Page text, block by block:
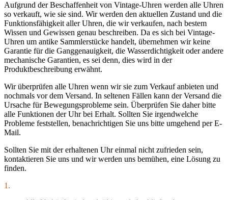
Aufgrund der Beschaffenheit von Vintage-Uhren werden alle Uhren
so verkauft, wie sie sind. Wir werden den aktuellen Zustand und die
Funktionsfähigkeit aller Uhren, die wir verkaufen, nach bestem
Wissen und Gewissen genau beschreiben. Da es sich bei Vintage-
Uhren um antike Sammlerstücke handelt, übernehmen wir keine
Garantie für die Ganggenauigkeit, die Wasserdichtigkeit oder andere
mechanische Garantien, es sei denn, dies wird in der
Produktbeschreibung erwähnt.
Wir überprüfen alle Uhren wenn wir sie zum Verkauf anbieten und
nochmals vor dem Versand. In seltenen Fällen kann der Versand die
Ursache für Bewegungsprobleme sein. Überprüfen Sie daher bitte
alle Funktionen der Uhr bei Erhalt. Sollten Sie irgendwelche
Probleme feststellen, benachrichtigen Sie uns bitte umgehend per E-
Mail.
Sollten Sie mit der erhaltenen Uhr einmal nicht zufrieden sein,
kontaktieren Sie uns und wir werden uns bemühen, eine Lösung zu
finden.
1.